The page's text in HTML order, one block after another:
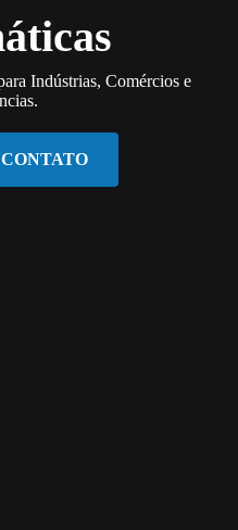
Indústrias, Comércios e